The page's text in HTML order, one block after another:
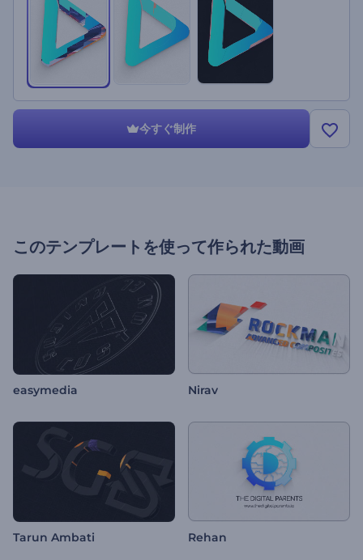
今すぐ制作
このテンプレートを使って作られた動画
easymedia Nirav
Tarun Ambati Rehan